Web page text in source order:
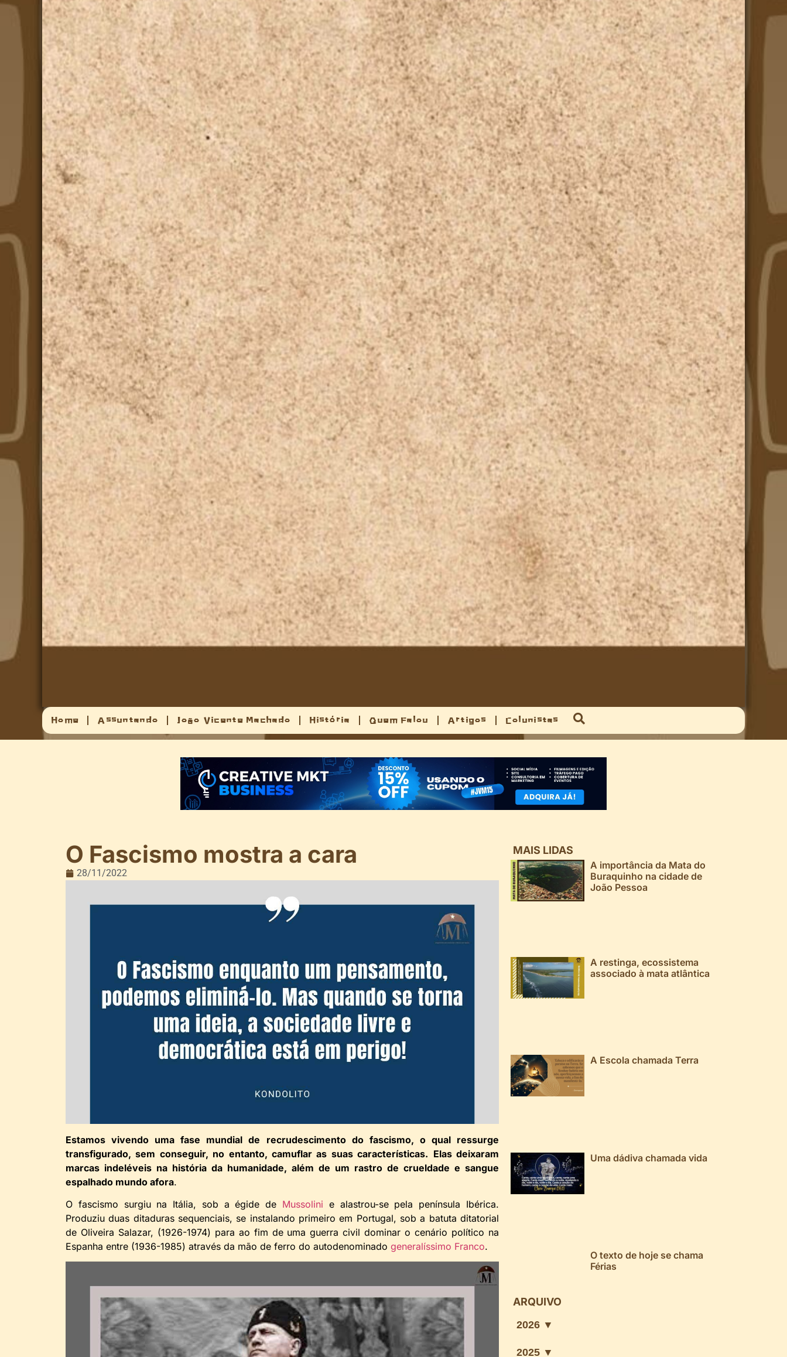
Home Assuntando João Vicente Machado História Quem Falou Artigos Colunistas
O Fascismo mostra a cara
28/11/2022
Estamos vivendo uma fase mundial de recrudescimento do fascismo, o qual ressurge
transfigurado, sem conseguir, no entanto, camuflar as suas características. Elas deixaram
marcas indeléveis na história da humanidade, além de um rastro de crueldade e sangue
espalhado mundo afora.
O fascismo surgiu na Itália, sob a égide de Mussolini e alastrou-se pela península Ibérica.
Produziu duas ditaduras sequenciais, se instalando primeiro em Portugal, sob a batuta ditatorial
de Oliveira Salazar, (1926-1974) para ao fim de uma guerra civil dominar o cenário político na
Espanha entre (1936-1985) através da mão de ferro do autodenominado generalíssimo Franco.
MAIS LIDAS
A importância da Mata do
Buraquinho na cidade de
João Pessoa
A restinga, ecossistema
associado à mata atlântica
A Escola chamada Terra
Uma dádiva chamada vida
O texto de hoje se chama
Férias
ARQUIVO
2026 ▼
2025 ▼